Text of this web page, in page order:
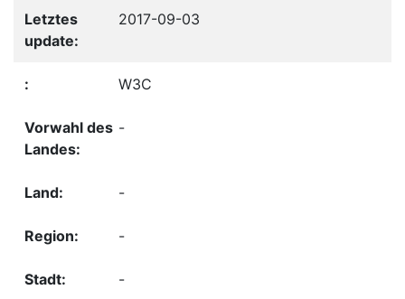
2017-09-03
W3C
-
-
-
-